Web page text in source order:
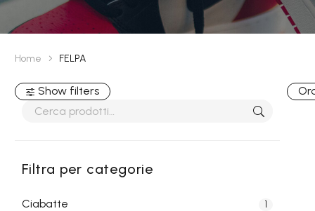
Home FELPA
Show filters
Filtra per categorie
Ciabatte 1